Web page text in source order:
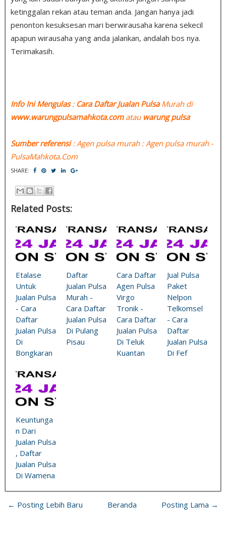
ketinggalan rekan atau teman anda. Jangan hanya jadi
penonton kesuksesan mari berwirausaha karena sekecil
apapun wirausaha yang anda jalankan, andalah bos nya.
Terimakasih.
Info Ini Mengulas: Cara Daftar Jualan PulsaMurah di
www.warungpulsamahkota.comatau warung pulsa
Sumber referensi: Agen pulsa murah : Agen pulsa murah -
PulsaMahkota.Com
SHARE:
Related Posts:
Etalase
Untuk
Jualan Pulsa
- Cara
Daftar
Jualan Pulsa
Di
Bongkaran
Daftar
Jualan Pulsa
Murah -
Cara Daftar
Jualan Pulsa
Di Pulang
Pisau
Cara Daftar
Agen Pulsa
Virgo
Tronik -
Cara Daftar
Jualan Pulsa
Di Teluk
Kuantan
Jual Pulsa
Paket
Nelpon
Telkomsel
- Cara
Daftar
Jualan Pulsa
Di Fef
Keuntunga
n Dari
Jualan Pulsa
, Daftar
Jualan Pulsa
Di Wamena
← Posting Lebih Baru Posting Lama →
Beranda